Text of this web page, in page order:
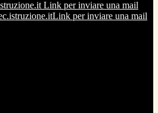
Link per inviare una mail
Link per inviare una mail